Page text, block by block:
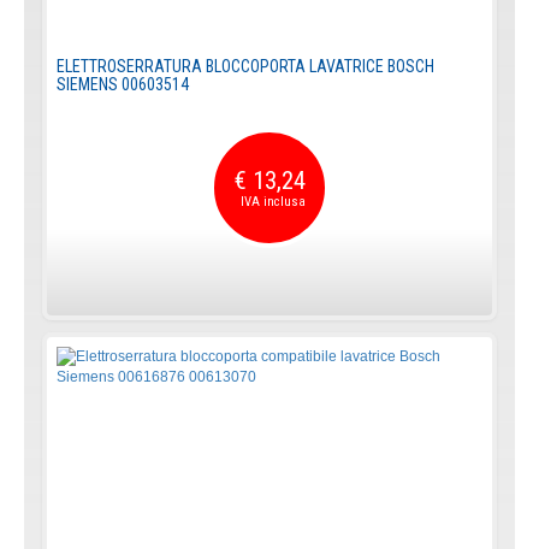
ELETTROSERRATURA BLOCCOPORTA LAVATRICE BOSCH
SIEMENS 00603514
€ 13,24